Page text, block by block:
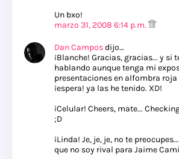
Un bxo!
marzo 31, 2008 6:14 p.m.
Dan Camposdijo…
¡Blanche! Gracias, gracias... y si
hablando aunque tenga mi
presentaciones en alfombra roja
¡espera! ya las he tenido. XD!
¡Celular! Cheers, mate...
;D
¡Linda! Je, je, je, no te
que no soy rival para Jaime